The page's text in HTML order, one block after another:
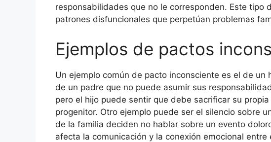
responsabilidades que no le corresponden. Este tipo
patrones disfuncionales que perpetúan problemas
Ejemplos de pactos
Un ejemplo común de pacto inconsciente es el de un
de un padre que no puede asumir sus
pero el hijo puede sentir que debe sacrificar su
progenitor. Otro ejemplo puede ser el silencio sobre
de la familia deciden no hablar sobre un evento
afecta la comunicación y la conexión emocional entre